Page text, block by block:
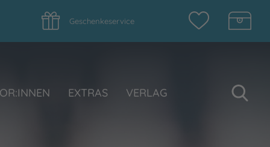
Geschenkeservice
EXTRAS VERLAG